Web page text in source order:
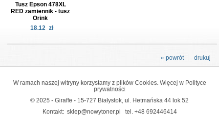
Tusz Epson 478XL
RED zamiennik - tusz
Orink
18.12 zł
drukuj
« powrót
W ramach naszej witryny korzystamy z plików Cookies. Więcej w Polityce
prywatności
© 2025 - Giraffe - 15-727 Białystok, ul. Hetmańska 44 lok 52
Kontakt: sklep@nowytoner.pl tel. +48 692446414